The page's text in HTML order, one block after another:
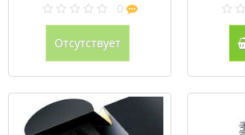
0
Отсутствует